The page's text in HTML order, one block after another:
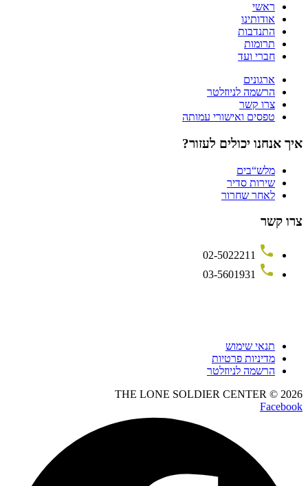
ראשי
אודותינו
התנדבות
תרומות
חברי ועד
ארגונים
הרשמה לניוזלטר
צרו קשר
טפסים ואישורי עמותה
איך אנחנו יכולים לעזור?
מלש“בים
שירות סדיר
לאחר שחרור
צרו קשר
02-5022211
03-5601931
תנאי שימוש
מדיניות פרטיות
הרשמה לניוזלטר
THE LONE SOLDIER CENTER © 2026
Facebook